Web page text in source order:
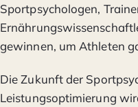
Sportpsychologen,
gewinnen, um Athleten
Die Zukunft der
Leistungsoptimierung